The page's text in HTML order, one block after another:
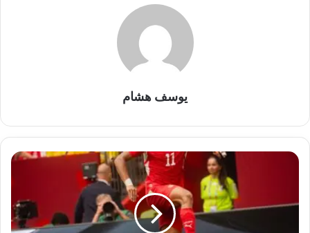
يوسف هشام
سويسرا
نهائي